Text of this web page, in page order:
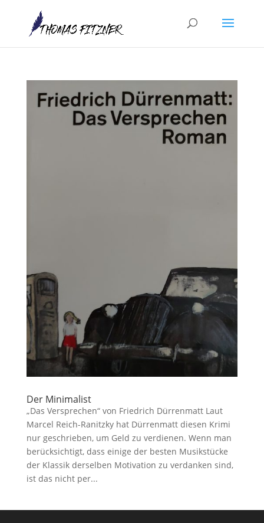
Der Minimalist
„Das Versprechen“ von Friedrich Dürrenmatt Laut
Marcel Reich-Ranitzky hat Dürrenmatt diesen Krimi
nur geschrieben, um Geld zu verdienen. Wenn man
berücksichtigt, dass einige der besten Musikstücke
der Klassik derselben Motivation zu verdanken sind,
ist das nicht per...